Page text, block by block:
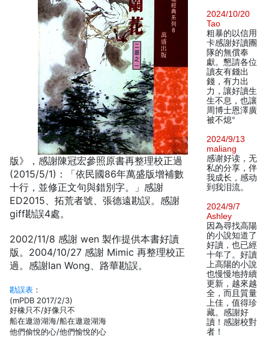
版》，感謝陳冠宏參照原書再整理校正過
(2015/5/1)：「依民國86年萬盛版增補數
十行，並修正文句與錯別字。」感謝
ED2015、拓荒者號、張德遠勘誤。感謝
giff勘誤4處。
2002/11/8 感謝 wen 製作提供本書好讀
版。2004/10/27 感謝 Mimic 再整理校正
過。感謝Ian Wong、路華勘誤。
勘誤表 ：
(mPDB 2017/2/3)
好橡只不/好像只不
船在遨游湖海/船在遨遊湖海
他們偷悅的心/他們愉悅的心
2024/10/20
Tao
粗暴的以信用
卡感謝好讀團
隊的無償奉
獻。懇請各位
讀友有錢出
錢，有力出
力，讓好讀生
生不息，也讓
周博士恩澤廣
被不熄°
2024/9/13
maliang
感谢好读，无
私的分享，伴
我成长，感动
到我泪流。
2024/9/7
Ashley
因為尋找高陽
的小說知道了
好讀，也已經
十年了。好讀
上高陽的小說
也慢慢地持續
更新，越來越
全，而且質量
上佳，值得珍
藏。感謝好
讀！感謝校對
者！